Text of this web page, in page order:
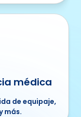
médica
de equipaje,
más.